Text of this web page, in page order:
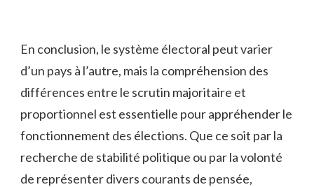
En conclusion, le système électoral⁢ peut‌ varier‌
d’un pays à ⁢l’autre, mais la compréhension ​des
différences entre le scrutin​ majoritaire et⁢
proportionnel est essentielle pour‌ appréhender le
fonctionnement des élections. Que ce soit par la
recherche de stabilité politique⁢ ou par la volonté
de représenter divers courants ⁣de pensée,